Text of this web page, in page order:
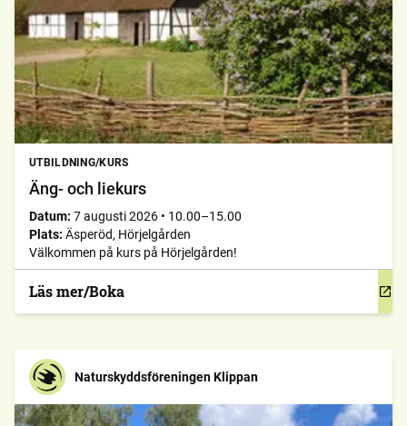
UTBILDNING/KURS
Äng- och liekurs
Datum: 7 augusti 2026 • 10.00–15.00
Plats: Äsperöd, Hörjelgården
Välkommen på kurs på Hörjelgården!
Läs mer/Boka
Naturskyddsföreningen Klippan